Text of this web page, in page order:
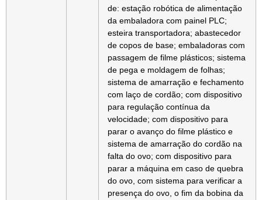
de: estação robótica de alimentação
da embaladora com painel PLC;
esteira transportadora; abastecedor
de copos de base; embaladoras com
passagem de filme plásticos; sistema
de pega e moldagem de folhas;
sistema de amarração e fechamento
com laço de cordão; com dispositivo
para regulação contínua da
velocidade; com dispositivo para
parar o avanço do filme plástico e
sistema de amarração do cordão na
falta do ovo; com dispositivo para
parar a máquina em caso de quebra
do ovo, com sistema para verificar a
presença do ovo, o fim da bobina da